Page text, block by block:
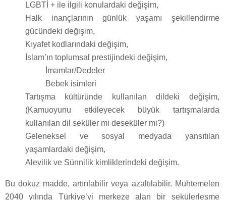
LGBTİ + ile ilgili konulardaki değişim,
Halk inançlarının günlük yaşamı şekillendirme
gücündeki değişim,
Kıyafet kodlarındaki değişim,
İslam’ın toplumsal prestijindeki değişim,
İmamlar/Dedeler
Bebek isimleri
Tartışma kültüründe kullanılan dildeki değişim,
(Kamuoyunu etkileyecek büyük tartışmalarda
kullanılan dil seküler mi deseküler mi?)
Geleneksel ve sosyal medyada yansıtılan
yaşamlardaki değişim,
Alevilik ve Sünnilik kimliklerindeki değişim.
Bu dokuz madde, artırılabilir veya azaltılabilir. Muhtemelen
2040 yılında Türkiye’yi merkeze alan bir sekülerleşme